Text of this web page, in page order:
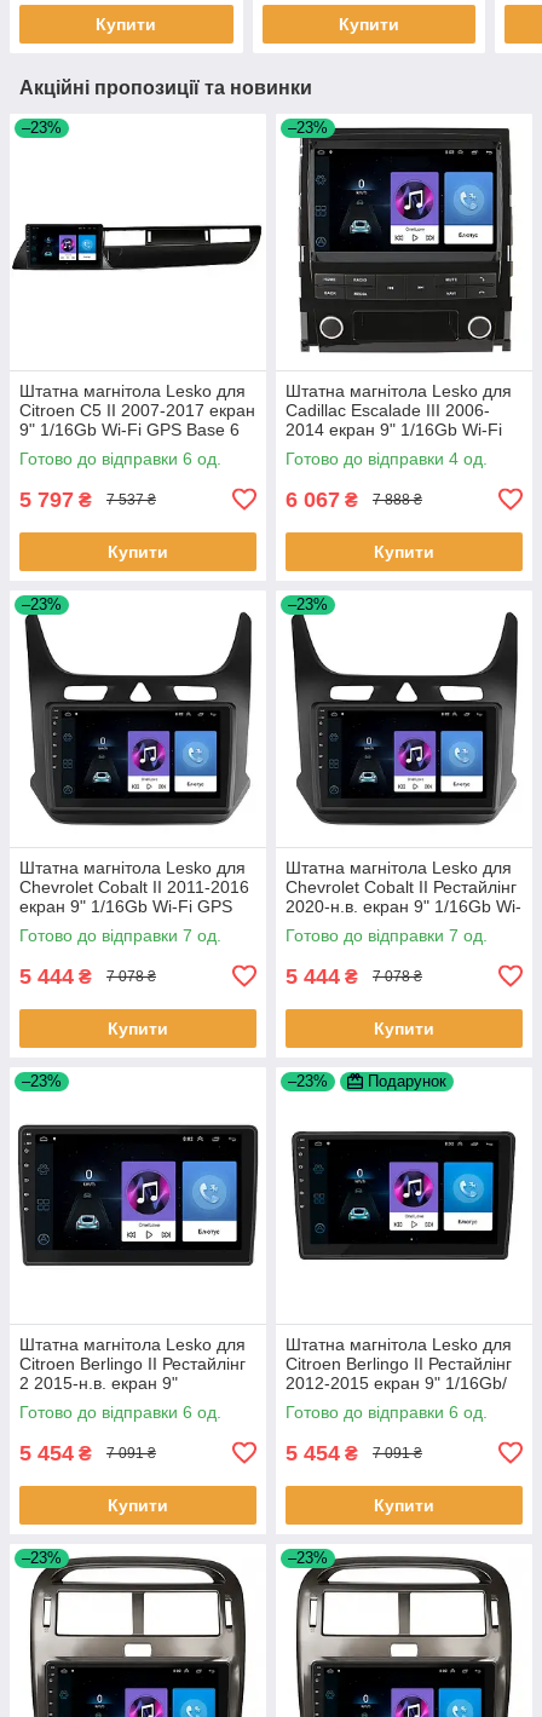
Купити Купити
Акційні пропозиції та новинки
–23%
Штатна магнітола Lesko для
Citroen C5 II 2007-2017 екран
9" 1/16Gb Wi-Fi GPS Base 6
шт.
Готово до відправки 6 од.
5 797 ₴ 7 537 ₴
Купити
–23%
Штатна магнітола Lesko для
Cadillac Escalade III 2006-
2014 екран 9" 1/16Gb Wi-Fi
GPS Base Каміллак 4 шт.
Готово до відправки 4 од.
6 067 ₴ 7 888 ₴
Купити
–23%
Штатна магнітола Lesko для
Chevrolet Cobalt II 2011-2016
екран 9" 1/16Gb Wi-Fi GPS
Base Шевроле Кобальт 7 шт.
Готово до відправки 7 од.
5 444 ₴ 7 078 ₴
Купити
–23%
Штатна магнітола Lesko для
Chevrolet Cobalt II Рестайлінг
2020-н.в. екран 9" 1/16Gb Wi-
Fi GPS Base 7 шт.
Готово до відправки 7 од.
5 444 ₴ 7 078 ₴
Купити
–23%
Штатна магнітола Lesko для
Citroen Berlingo II Рестайлінг
2 2015-н.в. екран 9"
1/16Gb/Wi-Fi GPS Optima 6шт
Готово до відправки 6 од.
5 454 ₴ 7 091 ₴
Купити
–23% Подарунок
Штатна магнітола Lesko для
Citroen Berlingo II Рестайлінг
2012-2015 екран 9" 1/16Gb/
Wi-Fi GPS Optima 6шт
Готово до відправки 6 од.
5 454 ₴ 7 091 ₴
Купити
–23% –23%